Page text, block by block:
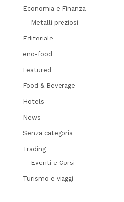
Economia e Finanza
Metalli preziosi
Editoriale
eno-food
Featured
Food & Beverage
Hotels
News
Senza categoria
Trading
Eventi e Corsi
Turismo e viaggi